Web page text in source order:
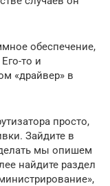
обеспечение,
то и
«драйвер» в
просто,
Зайдите в
мы опишем
найдите раздел